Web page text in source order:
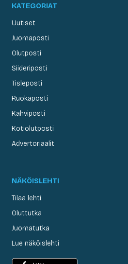
KATEGORIAT
Uutiset
Juomaposti
Olutposti
Siideriposti
Tisleposti
Ruokaposti
Kahviposti
Kotiolutposti
Advertoriaalit
NÄKÖISLEHTI
Tilaa lehti
Oluttutka
Juomatutka
Lue näköislehti